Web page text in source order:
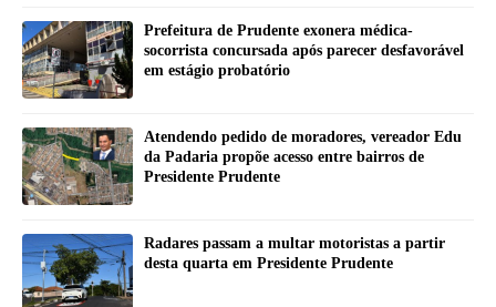
Prefeitura de Prudente exonera médica-
socorrista concursada após parecer desfavorável
em estágio probatório
Atendendo pedido de moradores, vereador Edu
da Padaria propõe acesso entre bairros de
Presidente Prudente
Radares passam a multar motoristas a partir
desta quarta em Presidente Prudente